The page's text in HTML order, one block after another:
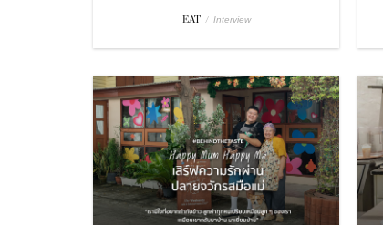
EAT / Interview